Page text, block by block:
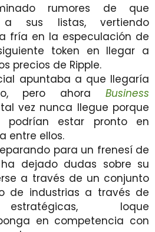
rumores de que
sus listas, vertiendo
fría en la especulación de
token en llegar a
precios de Ripple.
apuntaba a que llegaría
pero ahora Business
vez nunca llegue porque
podrían estar pronto en
entre ellos.
para un frenesí de
dejado dudas sobre su
a través de un conjunto
de industrias a través de
estratégicas, loque
en competencia con